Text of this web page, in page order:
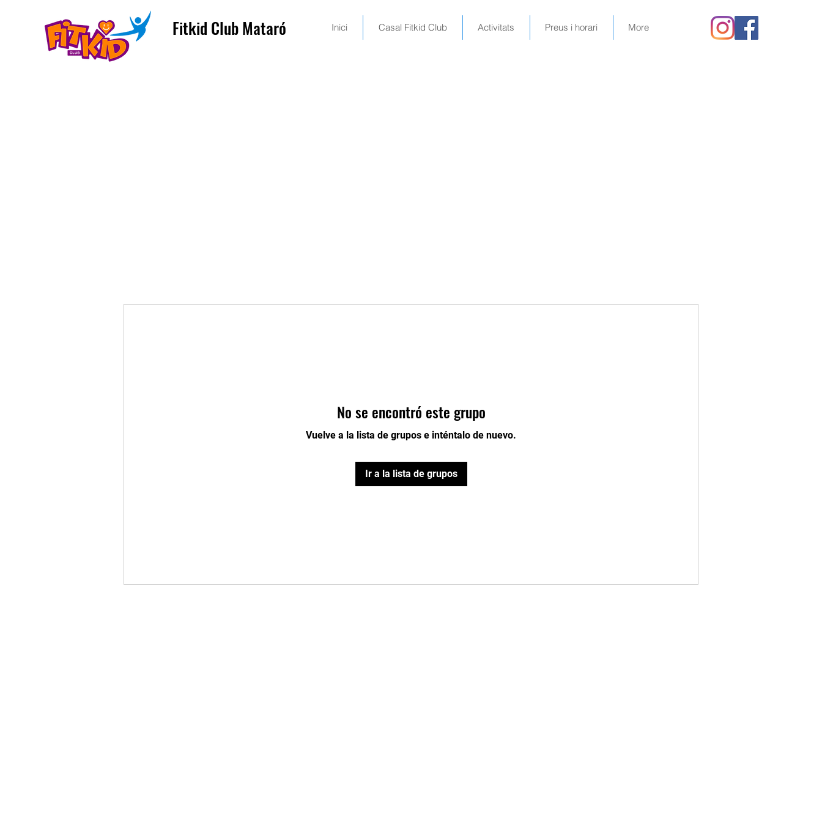
Inici Casal Fitkid Club Activitats Preus i horari More
Fitkid Club Mataró
No se encontró este grupo
Vuelve a la lista de grupos e inténtalo de nuevo.
Ir a la lista de grupos